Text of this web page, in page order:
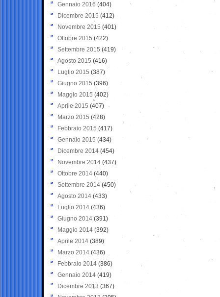
Gennaio 2016 (404)
Dicembre 2015 (412)
Novembre 2015 (401)
Ottobre 2015 (422)
Settembre 2015 (419)
Agosto 2015 (416)
Luglio 2015 (387)
Giugno 2015 (396)
Maggio 2015 (402)
Aprile 2015 (407)
Marzo 2015 (428)
Febbraio 2015 (417)
Gennaio 2015 (434)
Dicembre 2014 (454)
Novembre 2014 (437)
Ottobre 2014 (440)
Settembre 2014 (450)
Agosto 2014 (433)
Luglio 2014 (436)
Giugno 2014 (391)
Maggio 2014 (392)
Aprile 2014 (389)
Marzo 2014 (436)
Febbraio 2014 (386)
Gennaio 2014 (419)
Dicembre 2013 (367)